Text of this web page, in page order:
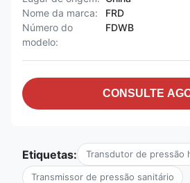
Nome da marca:
FRD
Número do
modelo:
FDWB
CONSULTE
Etiquetas: Transdutor de pressão
Transmissor de pressão sanitário